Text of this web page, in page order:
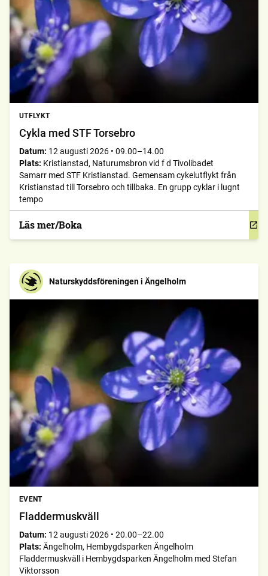
UTFLYKT
Cykla med STF Torsebro
Datum: 12 augusti 2026 • 09.00–14.00
Plats: Kristianstad, Naturumsbron vid f d Tivolibadet
Samarr med STF Kristianstad. Gemensam cykelutflykt från
Kristianstad till Torsebro och tillbaka. En grupp cyklar i lugnt
tempo
Läs mer/Boka
Naturskyddsföreningen i Ängelholm
EVENT
Fladdermuskväll
Datum: 12 augusti 2026 • 20.00–22.00
Plats: Ängelholm, Hembygdsparken Ängelholm
Fladdermuskväll i Hembygdsparken Ängelholm med Stefan
Viktorsson